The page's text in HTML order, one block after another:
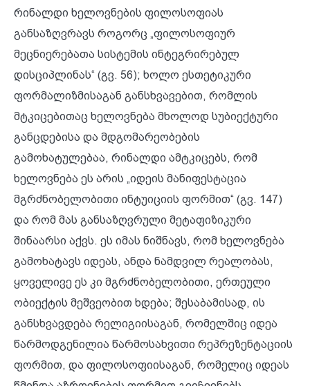
რინალდი ხელოვნების ფილოსოფიას
განსაზღვრავს როგორც „ფილოსოფიურ
მეცნიერებათა სისტემის ინტეგრირებულ
დისციპლინას“ (გვ. 56); ხოლო ესთეტიკური
ფორმალიზმისაგან განსხვავებით, რომლის
მტკიცებითაც ხელოვნება მხოლოდ სუბიექტური
განცდებისა და მდგომარეობების
გამოხატულებაა, რინალდი ამტკიცებს, რომ
ხელოვნება ეს არის „იდეის მანიფესტაცია
მგრძნობელობითი ინტუიციის ფორმით“ (გვ. 147)
და რომ მას განსაზღვრული მეტაფიზიკური
შინაარსი აქვს. ეს იმას ნიშნავს, რომ ხელოვნება
გამოხატავს იდეას, ანდა ნამდვილ რეალობას,
ყოველივე ეს კი მგრძნობელობითი, ერთეული
ობიექტის მეშვეობით ხდება; შესაბამისად, ის
განსხვავდება რელიგიისაგან, რომელშიც იდეა
წარმოდგენილია წარმოსახვითი რეპრეზენტაციის
ფორმით, და ფილოსოფიისაგან, რომელიც იდეას